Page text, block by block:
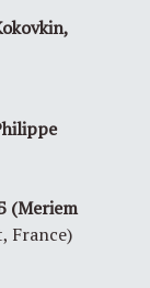
(Meriem
France)